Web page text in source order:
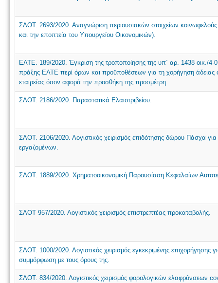
ΣΛΟΤ. 2693/2020. Αναγνώριση περιουσιακών στοιχείων
και την εποπτεία του Υπουργείου Οικονομικών).
ΕΛΤΕ. 189/2020. Έγκριση της τροποποίησης της υπ΄ αρ. 1438 οικ./
πράξης ΕΛΤΕ περί όρων και προϋποθέσεων για τη χορήγηση άδειας
εταιρείας όσον αφορά την προσθήκη της προσμέτρη
ΣΛΟΤ. 2186/2020. Παραστατικά Ελαιοτριβείου.
ΣΛΟΤ. 2106/2020. Λογιστικός χειρισμός επιδότησης δώρου Πάσχα
εργαζομένων.
ΣΛΟΤ. 1889/2020. Χρηματοοικονομική Παρουσίαση Κεφαλαίων
ΣΛΟΤ 957/2020. Λογιστικός χειρισμός επιστρεπτέας προκαταβολής.
ΣΛΟΤ. 1000/2020. Λογιστικός χειρισμός εγκεκριμένης επιχορήγησης
συμμόρφωση με τους όρους της.
ΣΛΟΤ. 834/2020. Λογιστικός χειρισμός φορολογικών ελαφρύνσεων